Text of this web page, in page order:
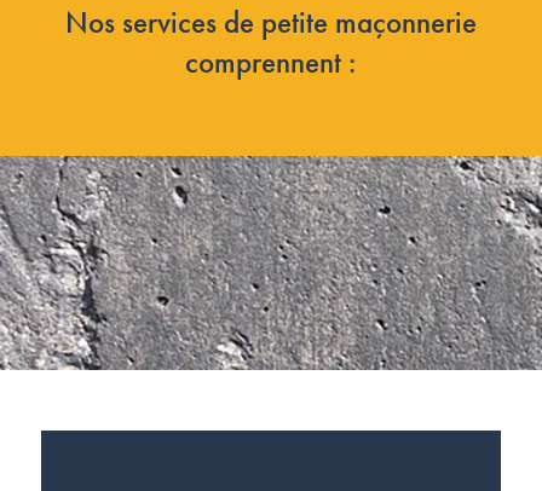
Nos services de petite maçonnerie
comprennent :